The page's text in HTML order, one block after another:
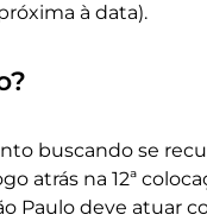
à data).
buscando se
atrás na 12ª
Paulo deve atuar